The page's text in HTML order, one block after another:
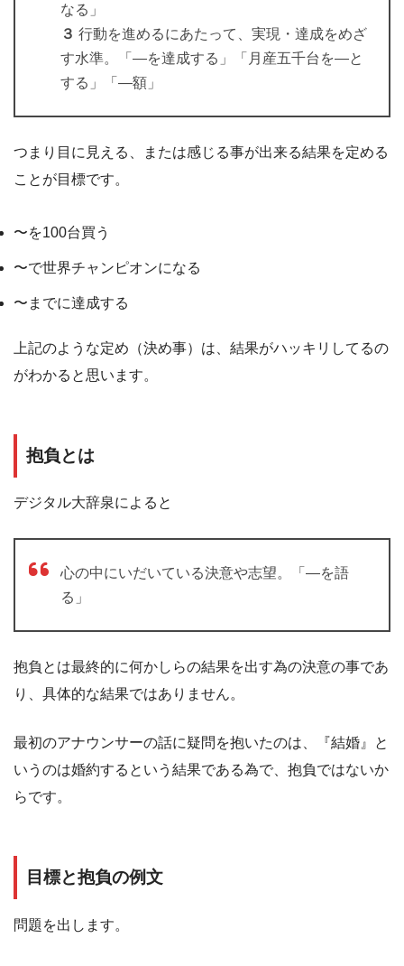
なる」
３ 行動を進めるにあたって、実現・達成をめざ
す水準。「―を達成する」「月産五千台を―と
する」「―額」
つまり目に見える、または感じる事が出来る結果を定める
ことが目標です。
〜を100台買う
〜で世界チャンピオンになる
〜までに達成する
上記のような定め（決め事）は、結果がハッキリしてるの
がわかると思います。
抱負とは
デジタル大辞泉によると
心の中にいだいている決意や志望。「―を語
る」
抱負とは最終的に何かしらの結果を出す為の決意の事であ
り、具体的な結果ではありません。
最初のアナウンサーの話に疑問を抱いたのは、『結婚』と
いうのは婚約するという結果である為で、抱負ではないか
らです。
目標と抱負の例文
問題を出します。